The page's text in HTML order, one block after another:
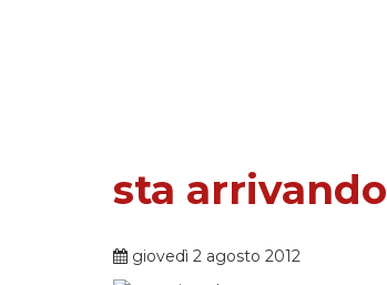
sta arrivando
giovedì 2 agosto 2012